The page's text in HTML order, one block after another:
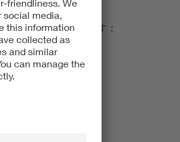
ートを提供しています：